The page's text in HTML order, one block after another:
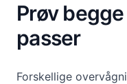
Prøv
passer
Forskellige